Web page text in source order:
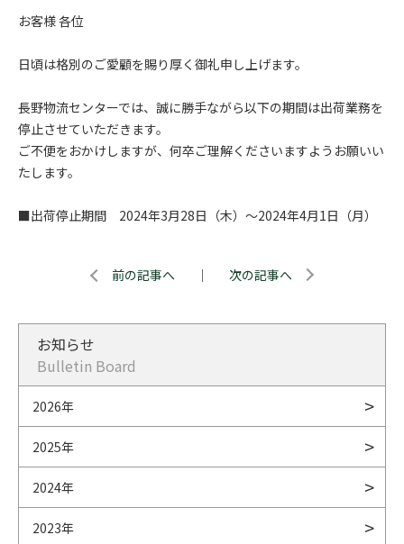
お客様 各位
日頃は格別のご愛顧を賜り厚く御礼申し上げます。
長野物流センターでは、誠に勝手ながら以下の期間は出荷業務を
停止させていただきます。
ご不便をおかけしますが、何卒ご理解くださいますようお願いい
たします。
■出荷停止期間 2024年3月28日（木）～2024年4月1日（月）
前の記事へ ｜ 次の記事へ
お知らせ
Bulletin Board
2026年
2025年
2024年
2023年